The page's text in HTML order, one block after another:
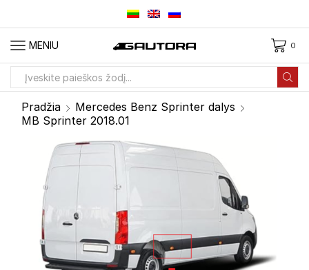
MENIU 0
Pradžia
Mercedes Benz Sprinter dalys
MB Sprinter 2018.01